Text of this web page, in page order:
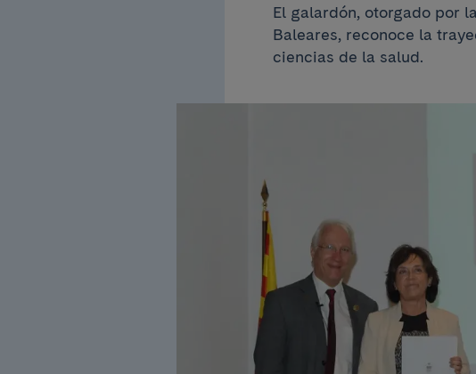
El galardón, otorgado por
Baleares, reconoce la
ciencias de la salud.